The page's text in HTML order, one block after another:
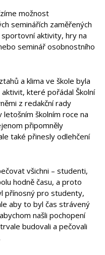
možnost
seminářích zaměřených
aktivity, hry na
seminář osobnostního
a klima ve škole byla
které pořádal Školní
z redakční rady
letošním školním roce na
připomněly
také přinesly odlehčení
všichni – studenti,
hodně času, a proto
přínosný pro studenty,
aby to byl čas strávený
našli pochopení
budovali a pečovali